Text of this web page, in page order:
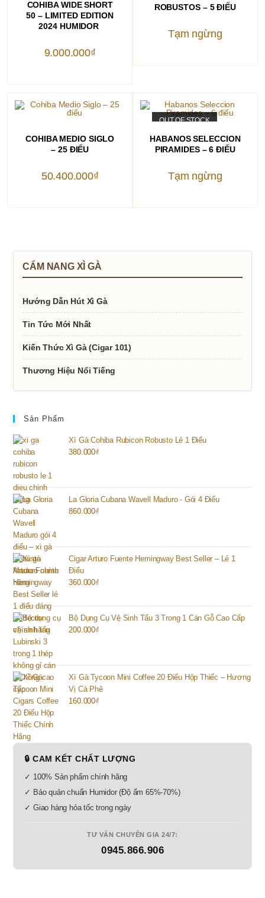
COHIBA WIDE SHORT
50 – LIMITED EDITION
2024 HUMIDOR
9.000.000₫
ROBUSTOS – 5 ĐIẾU
Tạm ngừng
COHIBA MEDIO SIGLO
– 25 ĐIẾU
50.400.000₫
OUT OF STOCK
HABANOS SELECCION
PIRAMIDES – 6 ĐIẾU
Tạm ngừng
CẨM NANG XÌ GÀ
Hướng Dẫn Hút Xì Gà
Tin Tức Mới Nhất
Kiến Thức Xì Gà (Cigar 101)
Thương Hiệu Nổi Tiếng
Sản Phẩm
Xì Gà Cohiba Rubicon Robusto Lẻ 1 Điếu
380.000₫
La Gloria Cubana Wavell Maduro - Gói 4 Điếu
860.000₫
Cigar Arturo Fuente Hemingway Best Seller – Lẻ 1
Điếu
360.000₫
Bộ Dụng Cụ Vệ Sinh Tẩu 3 Trong 1 Cán Gỗ Cao Cấp
200.000₫
Xì Gà Tycoon Mini Coffee 20 Điếu Hộp Thiếc – Hương
Vị Cà Phê
160.000₫
🔒 CAM KẾT CHẤT LƯỢNG
✓ 100% Sản phẩm chính hãng
✓ Bảo quản chuẩn Humidor (Độ ẩm 65%-70%)
✓ Giao hàng hỏa tốc trong ngày
TƯ VẤN CHUYÊN GIA 24/7:
0945.866.906